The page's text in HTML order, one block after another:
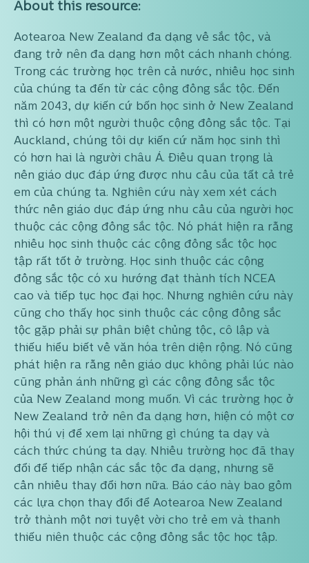
About this resource:
Aotearoa New Zealand đa dạng về sắc tộc, và
đang trở nên đa dạng hơn một cách nhanh chóng.
Trong các trường học trên cả nước, nhiều học sinh
của chúng ta đến từ các cộng đồng sắc tộc. Đến
năm 2043, dự kiến cứ bốn học sinh ở New Zealand
thì có hơn một người thuộc cộng đồng sắc tộc. Tại
Auckland, chúng tôi dự kiến cứ năm học sinh thì
có hơn hai là người châu Á. Điều quan trọng là
nền giáo dục đáp ứng được nhu cầu của tất cả trẻ
em của chúng ta. Nghiên cứu này xem xét cách
thức nền giáo dục đáp ứng nhu cầu của người học
thuộc các cộng đồng sắc tộc. Nó phát hiện ra rằng
nhiều học sinh thuộc các cộng đồng sắc tộc học
tập rất tốt ở trường. Học sinh thuộc các cộng
đồng sắc tộc có xu hướng đạt thành tích NCEA
cao và tiếp tục học đại học. Nhưng nghiên cứu này
cũng cho thấy học sinh thuộc các cộng đồng sắc
tộc gặp phải sự phân biệt chủng tộc, cô lập và
thiếu hiểu biết về văn hóa trên diện rộng. Nó cũng
phát hiện ra rằng nền giáo dục không phải lúc nào
cũng phản ánh những gì các cộng đồng sắc tộc
của New Zealand mong muốn. Vì các trường học ở
New Zealand trở nên đa dạng hơn, hiện có một cơ
hội thú vị để xem lại những gì chúng ta dạy và
cách thức chúng ta dạy. Nhiều trường học đã thay
đổi để tiếp nhận các sắc tộc đa dạng, nhưng sẽ
cần nhiều thay đổi hơn nữa. Báo cáo này bao gồm
các lựa chọn thay đổi để Aotearoa New Zealand
trở thành một nơi tuyệt vời cho trẻ em và thanh
thiếu niên thuộc các cộng đồng sắc tộc học tập.